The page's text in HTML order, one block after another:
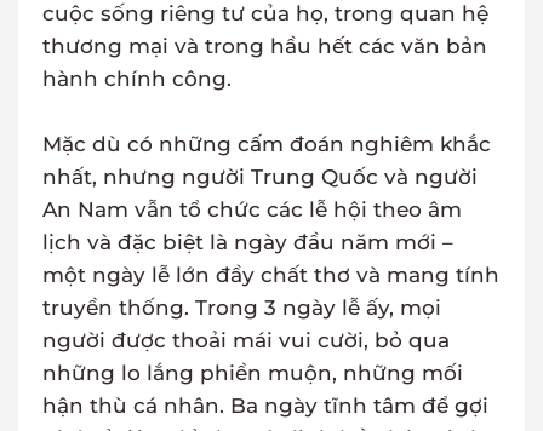
cuộc sống riêng tư của họ, trong quan hệ
thương mại và trong hầu hết các văn bản
hành chính công.
Mặc dù có những cấm đoán nghiêm khắc
nhất, nhưng người Trung Quốc và người
An Nam vẫn tổ chức các lễ hội theo âm
lịch và đặc biệt là ngày đầu năm mới –
một ngày lễ lớn đầy chất thơ và mang tính
truyền thống. Trong 3 ngày lễ ấy, mọi
người được thoải mái vui cười, bỏ qua
những lo lắng phiền muộn, những mối
hận thù cá nhân. Ba ngày tĩnh tâm để gợi